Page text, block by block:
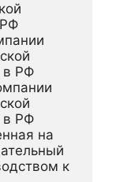
в РФ
в РФ
на
к